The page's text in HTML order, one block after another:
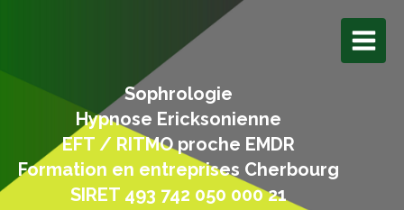
Sophrologie
Hypnose Ericksonienne
EFT / RITMO proche EMDR
Formation en entreprises Cherbourg
SIRET 493 742 050 000 21